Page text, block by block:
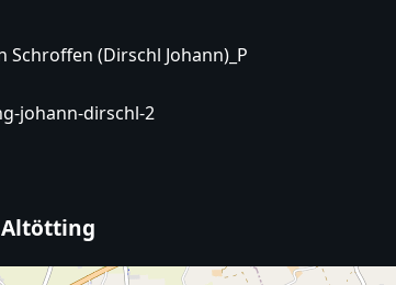
(Dirschl Johann)_P
johann-dirschl-2
Altötting